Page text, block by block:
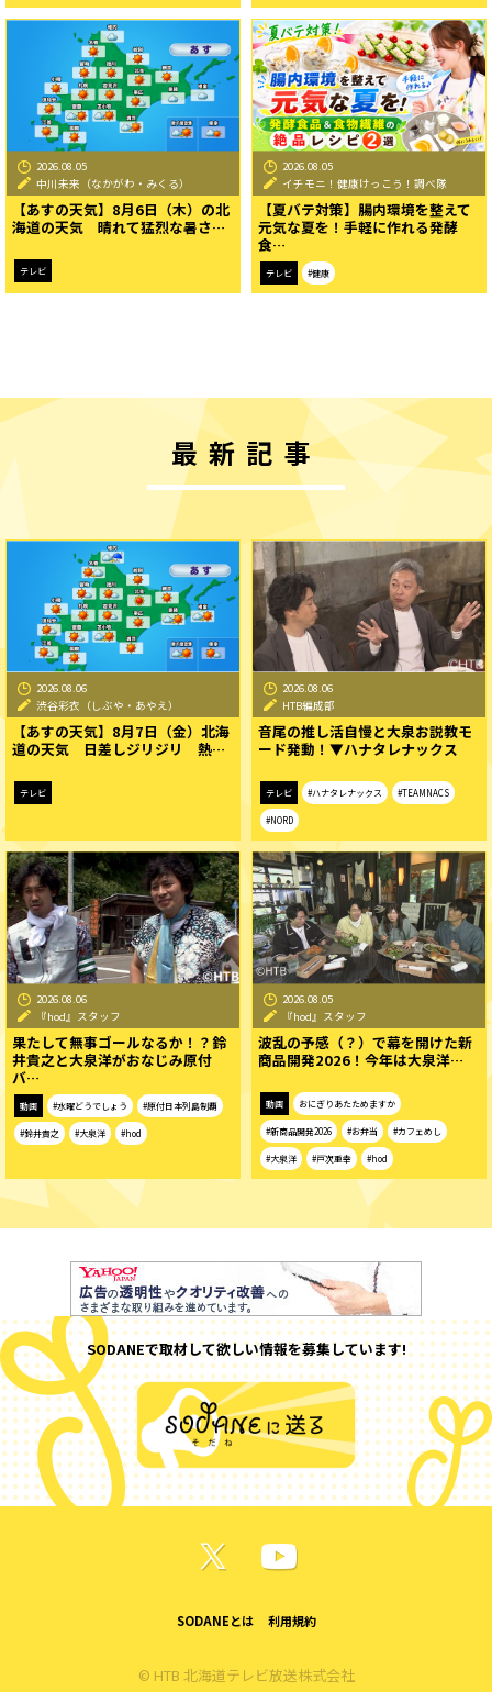
2026.08.05
中川未来（なかがわ・みくる）
【あすの天気】8月6日（木）の北
海道の天気 晴れて猛烈な暑さ…
テレビ
2026.08.05
イチモニ！健康けっこう！調べ隊
【夏バテ対策】腸内環境を整えて
元気な夏を！手軽に作れる発酵
食…
テレビ #健康
最新記事
2026.08.06
渋谷彩衣（しぶや・あやえ）
【あすの天気】8月7日（金）北海
道の天気 日差しジリジリ 熱…
テレビ
2026.08.06
HTB編成部
音尾の推し活自慢と大泉お説教モ
ード発動！▼ハナタレナックス
テレビ #ハナタレナックス #TEAMNACS
#NORD
2026.08.06
『hod』スタッフ
果たして無事ゴールなるか！？鈴
井貴之と大泉洋がおなじみ原付
バ…
動画 #水曜どうでしょう #原付日本列島制覇
#鈴井貴之 #大泉洋 #hod
2026.08.05
『hod』スタッフ
波乱の予感（？）で幕を開けた新
商品開発2026！今年は大泉洋…
動画 おにぎりあたためますか
#新商品開発2026 #お弁当 #カフェめし
#大泉洋 #戸次重幸 #hod
SODANEで取材して欲しい情報を募集しています!
SODANEとは 利用規約
© HTB 北海道テレビ放送株式会社